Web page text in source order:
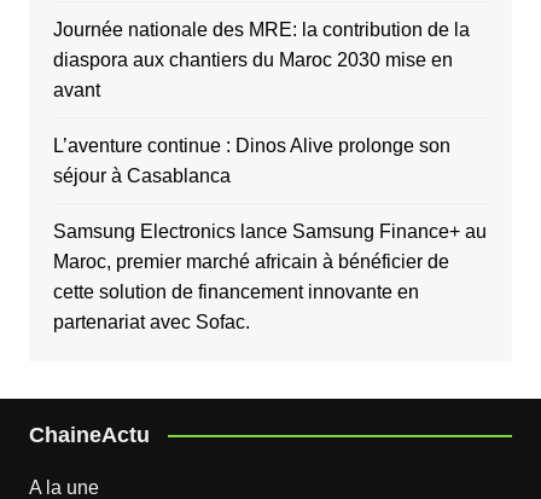
Journée nationale des MRE: la contribution de la
diaspora aux chantiers du Maroc 2030 mise en
avant
L’aventure continue : Dinos Alive prolonge son
séjour à Casablanca
Samsung Electronics lance Samsung Finance+ au
Maroc, premier marché africain à bénéficier de
cette solution de financement innovante en
partenariat avec Sofac.
ChaineActu
A la une